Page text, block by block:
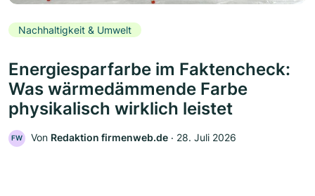
Nachhaltigkeit & Umwelt
Energiesparfarbe im Faktencheck:
Was wärmedämmende Farbe
physikalisch wirklich leistet
FW Von Redaktion firmenweb.de ‧ 28. Juli 2026